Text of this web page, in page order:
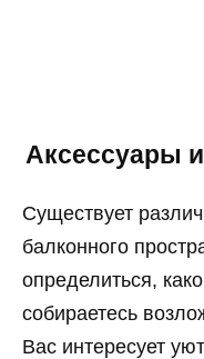
Аксессуары
Существует
балконного
определиться,
собираетесь
Вас интересует